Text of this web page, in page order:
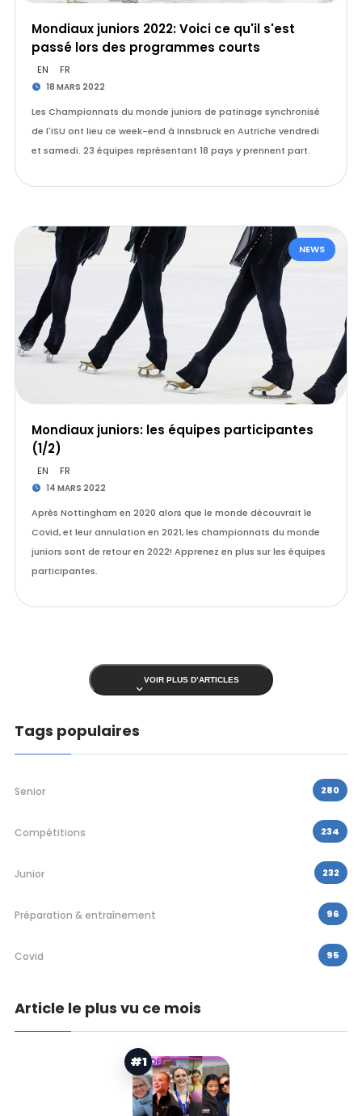
Mondiaux juniors 2022: Voici ce qu'il s'est
passé lors des programmes courts
EN FR
18 MARS 2022
Les Championnats du monde juniors de patinage synchronisé
de l'ISU ont lieu ce week-end à Innsbruck en Autriche vendredi
et samedi. 23 équipes représentant 18 pays y prennent part.
NEWS
Mondiaux juniors: les équipes participantes
(1/2)
EN FR
14 MARS 2022
Après Nottingham en 2020 alors que le monde découvrait le
Covid, et leur annulation en 2021, les championnats du monde
juniors sont de retour en 2022! Apprenez en plus sur les équipes
participantes.
VOIR PLUS D’ARTICLES
Tags populaires
Senior 280
Compétitions 234
Junior 232
Préparation & entraînement 96
Covid 95
Article le plus vu ce mois
#1